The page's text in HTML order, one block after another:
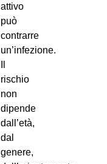
attivo
può
contrarre
un’infezione.
rischio
non
dipende
dall’età,
dal
genere,